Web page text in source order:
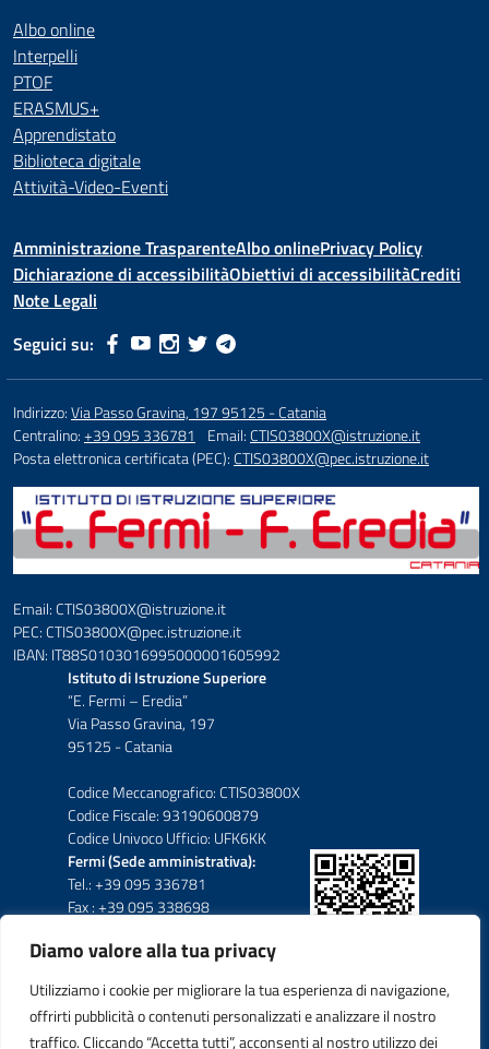
Diamo valore alla tua privacy
Utilizziamo i cookie per migliorare la tua esperienza di navigazione,
offrirti pubblicità o contenuti personalizzati e analizzare il nostro
traffico. Cliccando “Accetta tutti”, acconsenti al nostro utilizzo dei
Albo online
Interpelli
PTOF
ERASMUS+
Apprendistato
Biblioteca digitale
Attività-Video-Eventi
Amministrazione TrasparenteAlbo onlinePrivacy Policy
Dichiarazione di accessibilitàObiettivi di accessibilitàCrediti
Note Legali
Seguici su:
Indirizzo:Via Passo Gravina, 197 95125 - Catania
Centralino:+39 095 336781 Email:CTIS03800X@istruzione.it
Posta elettronica certificata (PEC):CTIS03800X@pec.istruzione.it
Email: CTIS03800X@istruzione.it
PEC: CTIS03800X@pec.istruzione.it
IBAN: IT88S0103016995000001605992
Istituto di Istruzione Superiore
“E. Fermi – Eredia”
Via Passo Gravina, 197
95125 - Catania
Codice Meccanografico: CTIS03800X
Codice Fiscale: 93190600879
Codice Univoco Ufficio: UFK6KK
Fermi (Sede amministrativa):
Tel.: +39 095 336781
Fax : +39 095 338698
Eredia-Deodato:
Tel.: +39 095 6136206
Fax : +39 095 330503